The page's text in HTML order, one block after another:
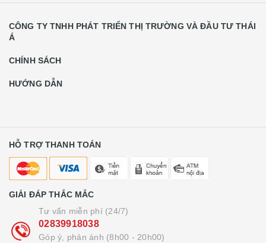
CÔNG TY TNHH PHÁT TRIỂN THỊ TRƯỜNG VÀ ĐẦU TƯ THÁI
Á
CHÍNH SÁCH
HƯỚNG DẪN
HỖ TRỢ THANH TOÁN
GIẢI ĐÁP THẮC MẮC
Tư vấn miễn phí (24/7)
02839918038
Góp ý, phản ánh (8h00 - 20h00)